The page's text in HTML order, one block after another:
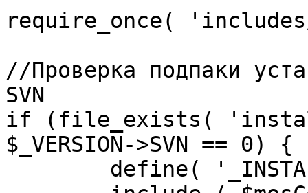
require_once(
//Проверка подпаки
SVN
if (file_exists(
$_VERSION->SVN == 0) {